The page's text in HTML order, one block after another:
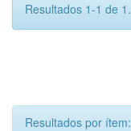
Resultados 1-1 de 1.
Resultados por ítem: